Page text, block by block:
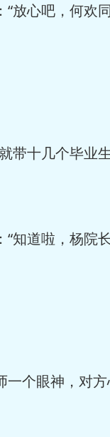
放心吧，何欢
带十几个毕业
知道啦，杨院
个眼神，对